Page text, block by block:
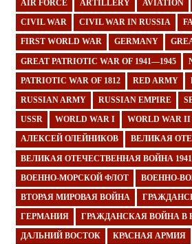
AIR FORCE ARTILLERY AVIATION
CIVIL WAR CIVIL WAR IN RUSSIA
FIRST WORLD WAR GERMANY
GREAT PATRIOTIC WAR OF 1941—1945
PATRIOTIC WAR OF 1812 RED ARMY
RUSSIAN ARMY RUSSIAN EMPIRE
USSR WORLD WAR I WORLD WAR II
АЛЕКСЕЙ ОЛЕЙНИКОВ ВЕЛИКАЯ
ВЕЛИКАЯ ОТЕЧЕСТВЕННАЯ ВОЙНА
ВОЕННО-МОРСКОЙ ФЛОТ ВОЕННО-
ВТОРАЯ МИРОВАЯ ВОЙНА
ГЕРМАНИЯ ГРАЖДАНСКАЯ ВОЙНА В
ДАЛЬНИЙ ВОСТОК КРАСНАЯ АРМИЯ